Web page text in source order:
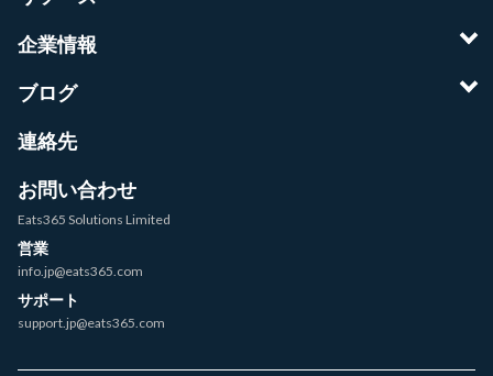
企業情報
ブログ
連絡先
お問い合わせ
Eats365 Solutions Limited
営業
info.jp@eats365.com
サポート
support.jp@eats365.com